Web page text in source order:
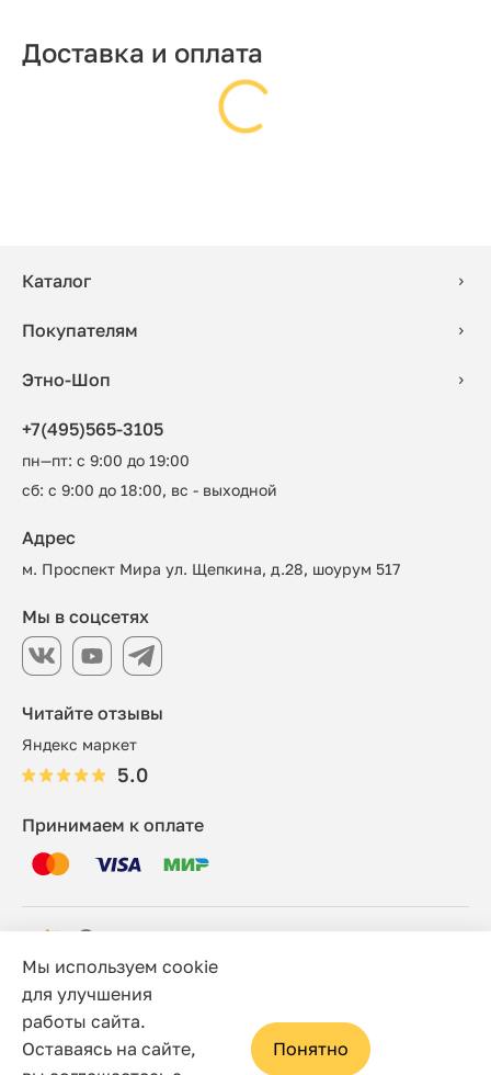
Доставка и оплата
Каталог
Покупателям
Этно-Шоп
+7(495)565-3105
пн—пт: с 9:00 до 19:00
сб: с 9:00 до 18:00, вс - выходной
Читайте отзывы
Яндекс маркет
5.0
Адрес
м. Проспект Мира ул. Щепкина, д.28, шоурум 517
Принимаем к оплате
Мы в соцсетях
© 2006 - 2026 Этно-шоп, Интернет-магазин
Политика конфиденциальности
Сайт носит исключительно информационный характер, и
Мы используем cookie
для улучшения
работы сайта.
Оставаясь на сайте,
Понятно